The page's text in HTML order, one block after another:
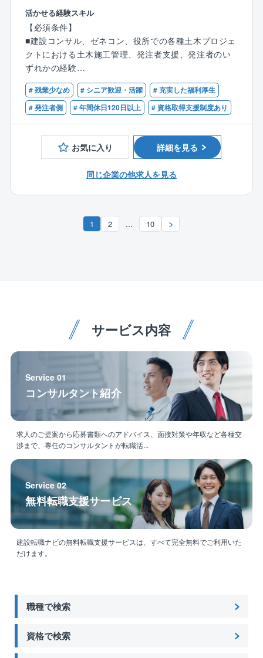
◎さらに、管理職としてチームのマネジメントや他部
門との連携を行い、工場の技術戦略の策定に貢献する
ことも期待される。
実務担当者として、プラントエンジニアリング業務を
実施するポジションを募集しており、将来的には部下
を率いてエンジニアリング業務を推進する役割を担っ
ていただきたいと考えます。
■高速道路工事における施工管理・工事監理（発注者支
援業務）
■各種施工の立ち合い検査、積算
■会議出席、施工業者との調整
■各種資料作成
■安全管理、工程管理、出来形管理、品質管理 など
＜魅力ポイント＞
■社会貢献を実感できる
高速道路や橋など、社会インフラの建設・維持管理に
携わることで、社会に貢献しているという実感を強く
得られます。自分の仕事が人々の生活を支えているこ
とを実感できることは、大きなやりがいにつながりま
設計、施工管理、点検など、多岐にわたる業務に関わ
安定した基盤のもとで働くことができます。大規模プ
ロジェクトへの参画機会も多く、長期的なキャリアプ
活かせる経験スキル
【必須条件】
■建設コンサル、ゼネコン、役所での各種土木プロジェ
クトにおける土木施工管理、発注者支援、発注者のい
ずれかの経験
■2級土木施工管理技士または技術士補のいずれかをお
持ちの方
【歓迎条件】
■NEXCO東日本/中日本/西日本のいずれか発注の高速道
路工事の施工管理・工事管理経験のある方
■1級土木施工管理技士、RCCMの資格をお持ちの方
■積算経験のある方
■Microsoft officeソフト(Excel、Word、Outlookなど)
# 残業少なめ # シニア歓迎・活躍
# 充実した福利厚生
# 発注者側
# 年間休日120日以上 # 資格取得支援制度あり
お気に入り 詳細を見る
同じ企業の他求人を見る
1 2 ... 10
サービス内容
Service 01
コンサルタント紹介
求人のご提案から応募書類へのアドバイス、面接対策や年収など各種交
渉まで、専任のコンサルタントが転職活...
Service 02
無料転職支援サービス
建設転職ナビの無料転職支援サービスは、すべて完全無料でご利用いた
だけます。
職種で検索
資格で検索